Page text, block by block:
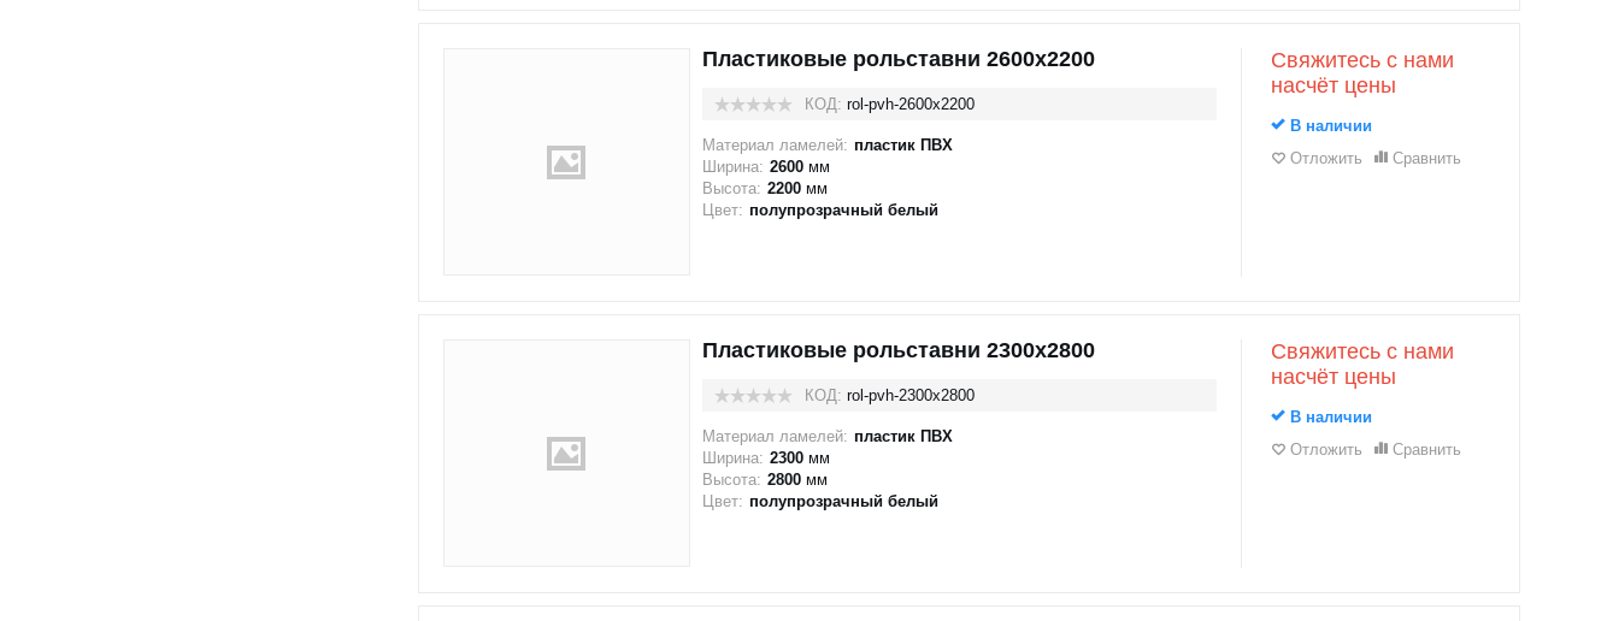
Пластиковые рольставни 2600x2200
КОД: rol-pvh-2600x2200
Материал ламелей: пластик ПВХ
Ширина: 2600мм
Высота: 2200мм
Цвет: полупрозрачный белый
Свяжитесь с нами
насчёт цены
В наличии
Отложить
Сравнить
Пластиковые рольставни 2300x2800
КОД: rol-pvh-2300x2800
Материал ламелей: пластик ПВХ
Ширина: 2300мм
Высота: 2800мм
Цвет: полупрозрачный белый
Свяжитесь с нами
насчёт цены
В наличии
Отложить
Сравнить